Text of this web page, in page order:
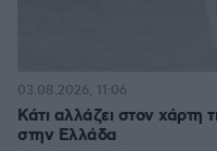
Κάτι αλλάζει στον χάρτη
στην Ελλάδα
03.08.2026, 11:06